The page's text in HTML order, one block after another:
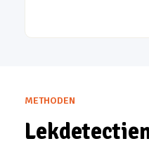
METHODEN